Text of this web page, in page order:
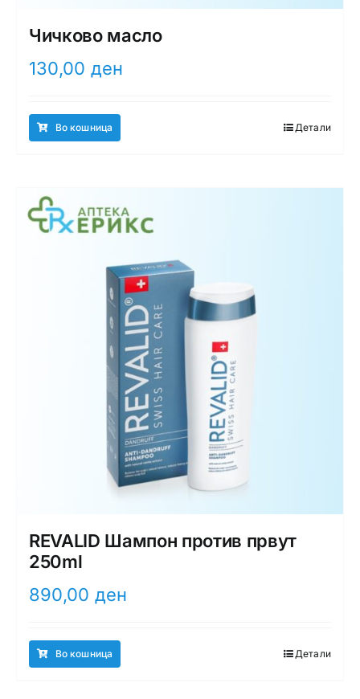
Чичково масло
130,00 ден
Во кошница Детали
REVALID Шампон против првут
250ml
890,00 ден
Во кошница Детали